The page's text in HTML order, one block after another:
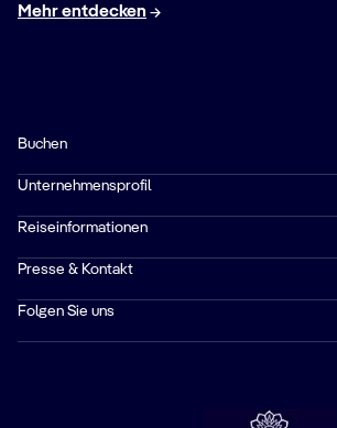
Mehr entdecken
Buchen
Unternehmensprofil
Reiseinformationen
Presse & Kontakt
Folgen Sie uns